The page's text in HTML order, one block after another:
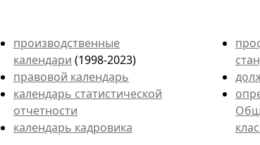
производственные
календари (1998-2023)
правовой календарь
календарь статистической
отчетности
календарь кадровика